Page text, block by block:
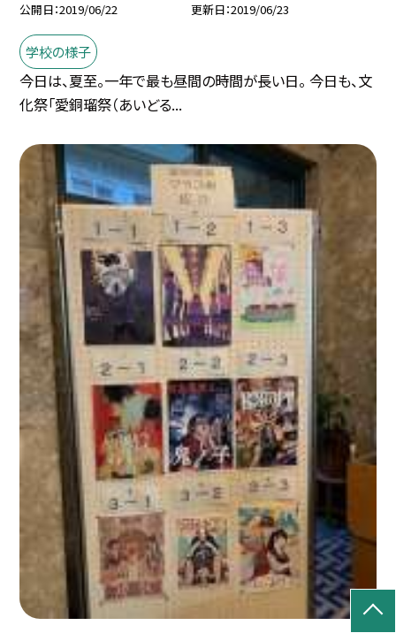
公開日 2019/06/22 更新日 2019/06/23
学校の様子
今日は、夏至。一年で最も昼間の時間が長い日。 今日も、文
化祭「愛銅瑠祭（あいどる...